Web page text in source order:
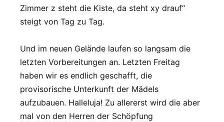
Zimmer z steht die Kiste, da steht xy drauf“
steigt von Tag zu Tag.
Und im neuen Gelände laufen so langsam die
letzten Vorbereitungen an. Letzten Freitag
haben wir es endlich geschafft, die
provisorische Unterkunft der Mädels
aufzubauen. Halleluja! Zu allererst wird die aber
mal von den Herren der Schöpfung